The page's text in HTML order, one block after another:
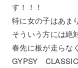
す！！！
特に女の子はあま
そういう方には絶
春先に板が走らな
GYPSY